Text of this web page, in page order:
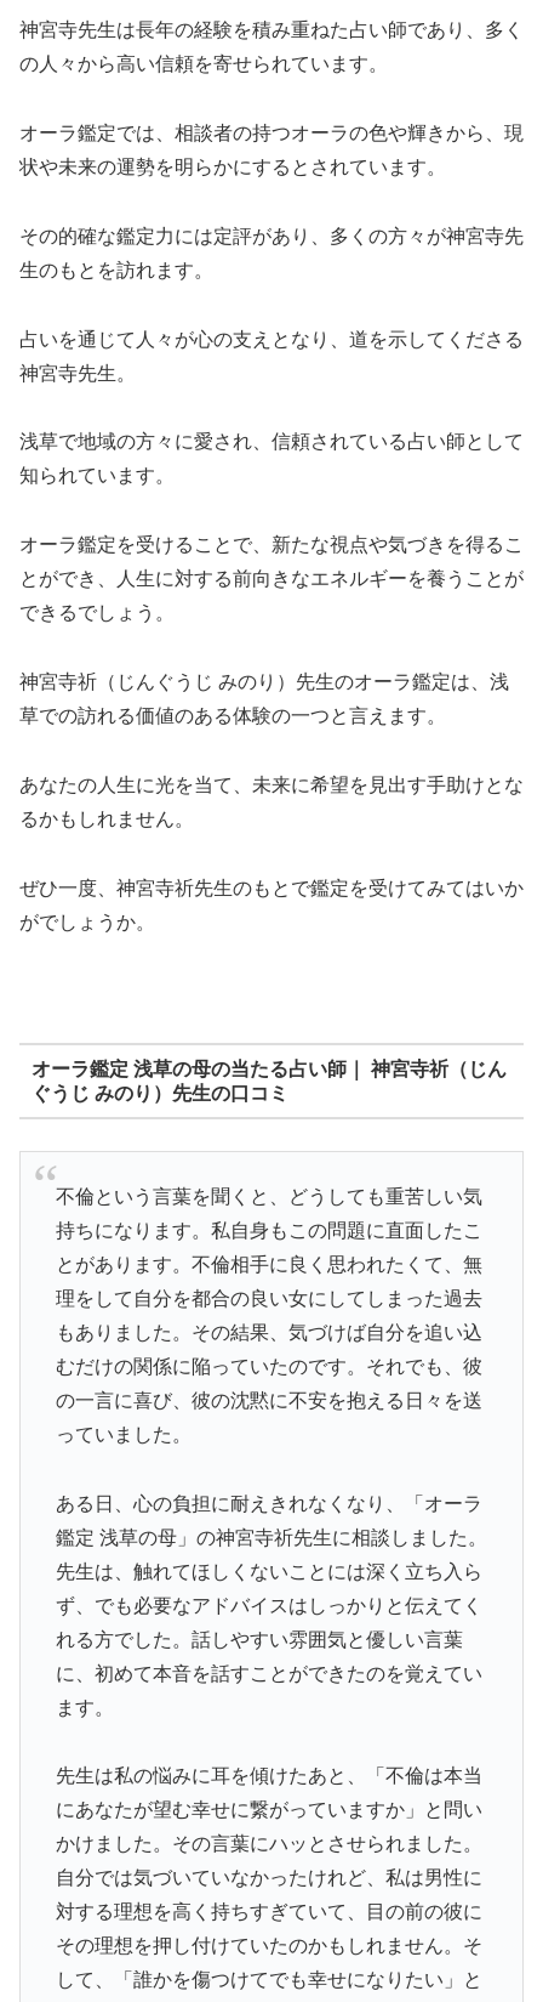
神宮寺先生は長年の経験を積み重ねた占い師であり、多く
の人々から高い信頼を寄せられています。
オーラ鑑定では、相談者の持つオーラの色や輝きから、現
状や未来の運勢を明らかにするとされています。
その的確な鑑定力には定評があり、多くの方々が神宮寺先
生のもとを訪れます。
占いを通じて人々が心の支えとなり、道を示してくださる
神宮寺先生。
浅草で地域の方々に愛され、信頼されている占い師として
知られています。
オーラ鑑定を受けることで、新たな視点や気づきを得るこ
とができ、人生に対する前向きなエネルギーを養うことが
できるでしょう。
神宮寺祈（じんぐうじ みのり）先生のオーラ鑑定は、浅
草での訪れる価値のある体験の一つと言えます。
あなたの人生に光を当て、未来に希望を見出す手助けとな
るかもしれません。
ぜひ一度、神宮寺祈先生のもとで鑑定を受けてみてはいか
がでしょうか。
オーラ鑑定 浅草の母の当たる占い師｜ 神宮寺祈（じん
ぐうじ みのり）先生の口コミ
不倫という言葉を聞くと、どうしても重苦しい気
持ちになります。私自身もこの問題に直面したこ
とがあります。不倫相手に良く思われたくて、無
理をして自分を都合の良い女にしてしまった過去
もありました。その結果、気づけば自分を追い込
むだけの関係に陥っていたのです。それでも、彼
の一言に喜び、彼の沈黙に不安を抱える日々を送
っていました。
ある日、心の負担に耐えきれなくなり、「オーラ
鑑定 浅草の母」の神宮寺祈先生に相談しました。
先生は、触れてほしくないことには深く立ち入ら
ず、でも必要なアドバイスはしっかりと伝えてく
れる方でした。話しやすい雰囲気と優しい言葉
に、初めて本音を話すことができたのを覚えてい
ます。
先生は私の悩みに耳を傾けたあと、「不倫は本当
にあなたが望む幸せに繋がっていますか」と問い
かけました。その言葉にハッとさせられました。
自分では気づいていなかったけれど、私は男性に
対する理想を高く持ちすぎていて、目の前の彼に
その理想を押し付けていたのかもしれません。そ
して、「誰かを傷つけてでも幸せになりたい」と